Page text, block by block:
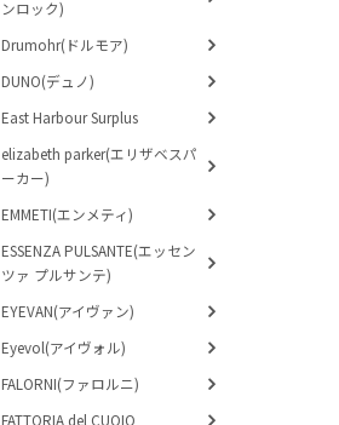
ンロック)
Drumohr(ドルモア)
DUNO(デュノ)
East Harbour Surplus
elizabeth parker(エリザベスパ
ーカー)
EMMETI(エンメティ)
ESSENZA PULSANTE(エッセン
ツァ プルサンテ)
EYEVAN(アイヴァン)
Eyevol(アイヴォル)
FALORNI(ファロルニ)
FATTORIA del CUOIO